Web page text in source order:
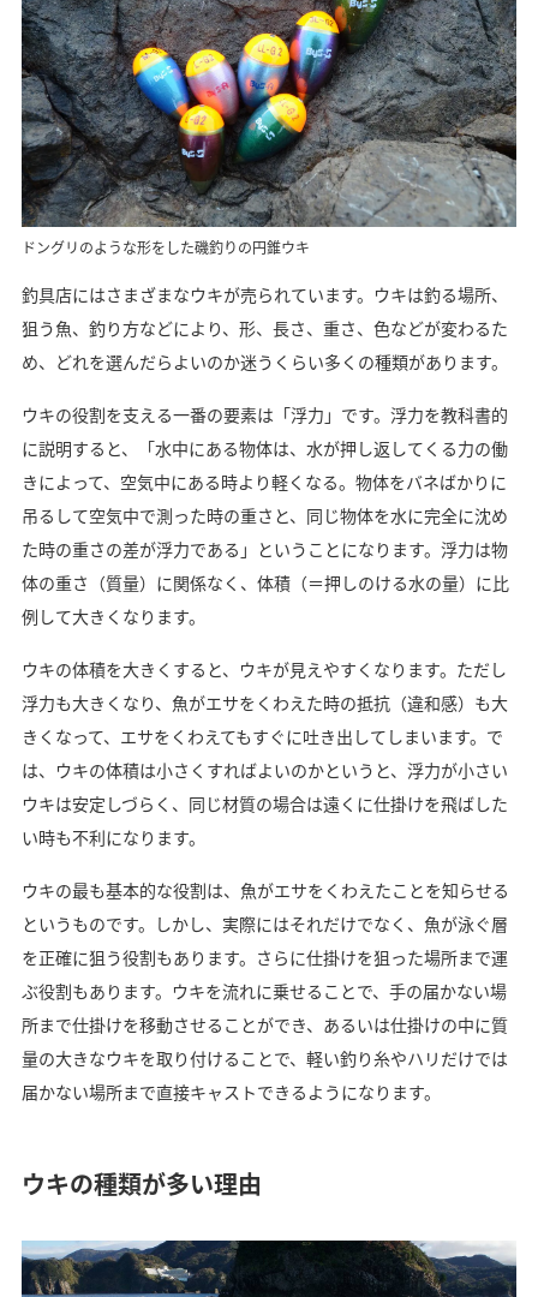
ドングリのような形をした磯釣りの円錐ウキ
釣具店にはさまざまなウキが売られています。ウキは釣る場所、
狙う魚、釣り方などにより、形、長さ、重さ、色などが変わるた
め、どれを選んだらよいのか迷うくらい多くの種類があります。
ウキの役割を支える一番の要素は「浮力」です。浮力を教科書的
に説明すると、「水中にある物体は、水が押し返してくる力の働
きによって、空気中にある時より軽くなる。物体をバネばかりに
吊るして空気中で測った時の重さと、同じ物体を水に完全に沈め
た時の重さの差が浮力である」ということになります。浮力は物
体の重さ（質量）に関係なく、体積（＝押しのける水の量）に比
例して大きくなります。
ウキの体積を大きくすると、ウキが見えやすくなります。ただし
浮力も大きくなり、魚がエサをくわえた時の抵抗（違和感）も大
きくなって、エサをくわえてもすぐに吐き出してしまいます。で
は、ウキの体積は小さくすればよいのかというと、浮力が小さい
ウキは安定しづらく、同じ材質の場合は遠くに仕掛けを飛ばした
い時も不利になります。
ウキの最も基本的な役割は、魚がエサをくわえたことを知らせる
というものです。しかし、実際にはそれだけでなく、魚が泳ぐ層
を正確に狙う役割もあります。さらに仕掛けを狙った場所まで運
ぶ役割もあります。ウキを流れに乗せることで、手の届かない場
所まで仕掛けを移動させることができ、あるいは仕掛けの中に質
量の大きなウキを取り付けることで、軽い釣り糸やハリだけでは
届かない場所まで直接キャストできるようになります。
ウキの種類が多い理由